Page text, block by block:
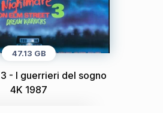
47.13 GB
- I guerrieri del sogno
4K 1987